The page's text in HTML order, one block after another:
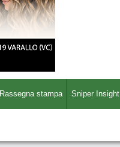
Rassegna stampa Sniper Insight